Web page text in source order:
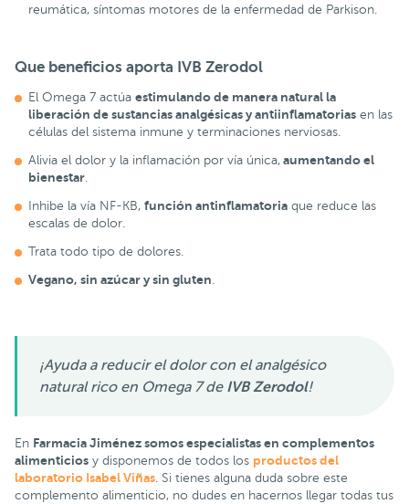
reumática, síntomas motores de la enfermedad de Parkison.
Que beneficios aporta IVB Zerodol
El Omega 7 actúa estimulando de manera natural la
liberación de sustancias analgésicas y antiinflamatorias en las
células del sistema inmune y terminaciones nerviosas.
Alivia el dolor y la inflamación por vía única, aumentando el
bienestar.
Inhibe la vía NF-KB, función antinflamatoria que reduce las
escalas de dolor.
Trata todo tipo de dolores.
Vegano, sin azúcar y sin gluten.
¡Ayuda a reducir el dolor con el analgésico
natural rico en Omega 7 deIVB Zerodol!
En Farmacia Jiménez somos especialistas en complementos
alimenticios y disponemos de todos los productos del
laboratorio Isabel Viñas. Si tienes alguna duda sobre este
complemento alimenticio, no dudes en hacernos llegar todas tus